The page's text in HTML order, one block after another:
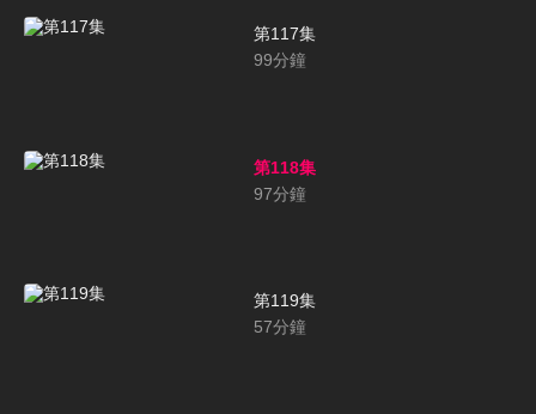
第117集
99分鐘
第118集
97分鐘
第119集
57分鐘